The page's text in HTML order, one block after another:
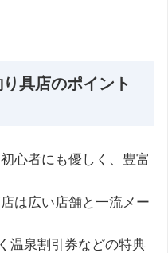
具店のポイント
心者にも優しく、豊富
は広い店舗と一流メー
温泉割引券などの特典